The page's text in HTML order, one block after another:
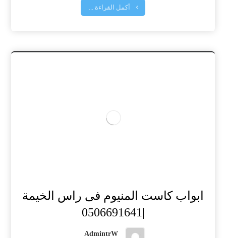
أكمل القراءة ...
ابواب كاست المنيوم فى راس الخيمة
|0506691641
AdmintrW